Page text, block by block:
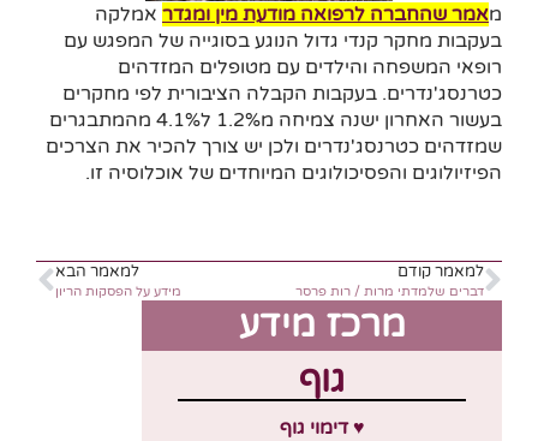
מאמר שהחברה לרפואה מודעת מין ומגדר אמלקה
בעקבות מחקר קנדי גדול הנוגע בסוגייה של המפגש עם
רופאי המשפחה והילדים עם מטופלים המזדהים
כטרנסג'נדרים. בעקבות הקבלה הציבורית לפי מחקרים
בעשור האחרון ישנה צמיחה מ1.2% ל4.1% מהמתבגרים
שמזדהים כטרנסג'נדרים ולכן יש צורך להכיר את הצרכים
הפיזיולוגים והפסיכולוגים המיוחדים של אוכלוסיה זו.
למאמר קודם
דברים שלמדתי מרות / רות פרסר
למאמר הבא
מידע על הפסקות הריון
מרכז מידע
גוף
♥ דימוי גוף